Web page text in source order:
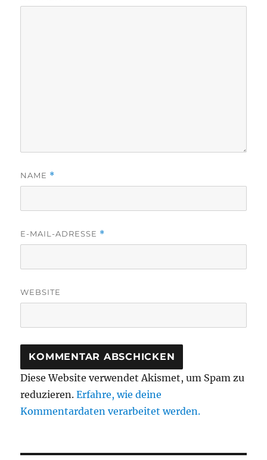
NAME *
E-MAIL-ADRESSE *
WEBSITE
Diese Website verwendet Akismet, um Spam zu
reduzieren.Erfahre, wie deine
Kommentardaten verarbeitet werden.